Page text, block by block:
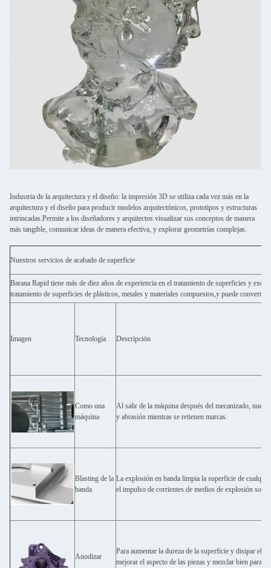
Industria de la arquitectura y el diseño: la impresión 3D se utiliza cada vez más en la
arquitectura y el diseño para producir modelos arquitectónicos, prototipos y estructuras
intrincadas.Permite a los diseñadores y arquitectos visualizar sus conceptos de manera
más tangible, comunicar ideas de manera efectiva, y explorar geometrías complejas.
Nuestros servicios de acabado de superficie
Barana Rapid tiene más de diez años de experiencia en el tratamiento de superficies y
tratamiento de superficies de plásticos, metales y materiales compuestos,y puede convertir
Imagen Tecnología Descripción
Como una
máquina
Al salir de la máquina después del mecanizado,
y abrasión mientras se retienen marcas.
Blasting de la
banda
La explosión en banda limpia la superficie de
el impulso de corrientes de medios de explosión
Anodizar
Para aumentar la dureza de la superficie y disipar el
mejorar el aspecto de las piezas y mezclar bien para